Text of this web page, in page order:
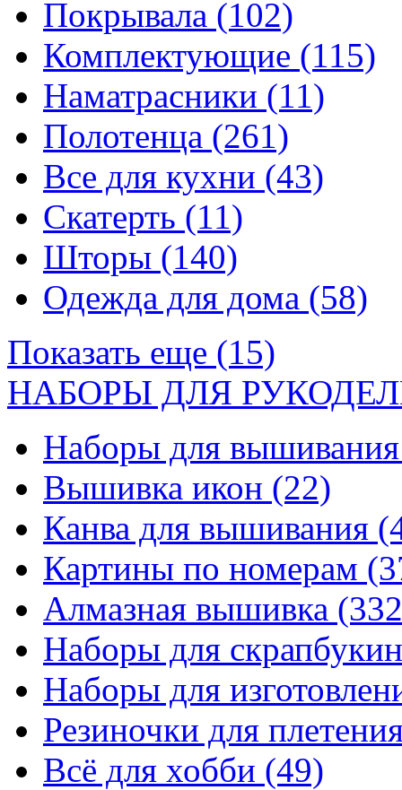
Покрывала (102)
Комплектующие (115)
Наматрасники (11)
Полотенца (261)
Все для кухни (43)
Скатерть (11)
Шторы (140)
Одежда для дома (58)
Показать еще (15)
НАБОРЫ ДЛЯ
Наборы для
Вышивка икон (22)
Канва для вышивания
Картины по номерам
Алмазная вышивка
Наборы для
Наборы для
Резиночки для
Всё для хобби (49)